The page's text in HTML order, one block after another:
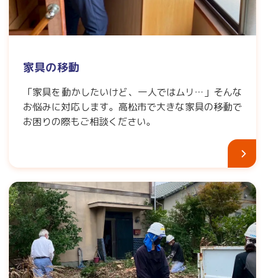
家具の移動
「家具を動かしたいけど、一人ではムリ…」そんな
お悩みに対応します。高松市で大きな家具の移動で
お困りの際もご相談ください。